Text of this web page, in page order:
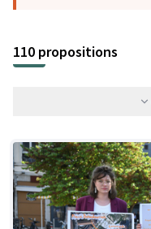
110 propositions